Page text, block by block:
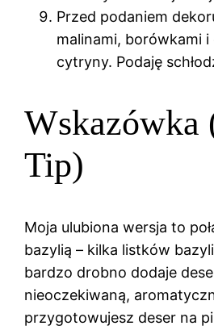
Przed podaniem
malinami, borówkami
cytryny. Podaję
Wskazówka
Tip)
Moja ulubiona wersja to
bazylią – kilka listków
bardzo drobno dodaje
nieoczekiwaną,
przygotowujesz deser na